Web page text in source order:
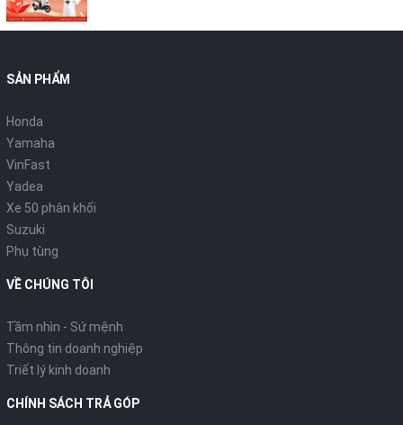
SẢN PHẨM
Honda
Yamaha
VinFast
Yadea
Xe 50 phân khối
Suzuki
Phụ tùng
VỀ CHÚNG TÔI
Tầm nhìn - Sứ mệnh
Thông tin doanh nghiệp
Triết lý kinh doanh
CHÍNH SÁCH TRẢ GÓP